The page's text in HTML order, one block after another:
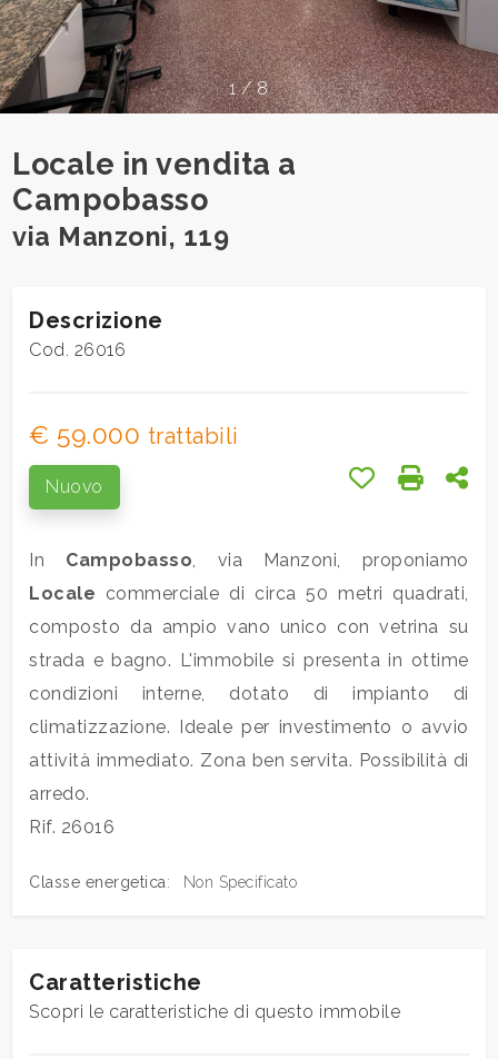
1 / 8
Locale in vendita a
Campobasso
via Manzoni, 119
Descrizione
Cod. 26016
€ 59.000 trattabili
Nuovo Stampa:
Preferiti: Cod.
In Campobasso, via Manzoni, proponiamo
Locale commerciale di circa 50 metri quadrati,
composto da ampio vano unico con vetrina su
strada e bagno. L'immobile si presenta in ottime
condizioni interne, dotato di impianto di
climatizzazione. Ideale per investimento o avvio
attività immediato. Zona ben servita. Possibilità di
arredo.
Rif. 26016
Classe energetica: Non Specificato
Caratteristiche
Scopri le caratteristiche di questo immobile
Provincia
Tipologia
-
Qualsiasi
Residenziali
Commerciali
Industriali
Terreni
Prezzo
Totale
mq